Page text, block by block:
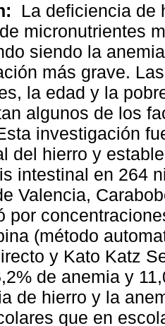
La deficiencia de
micronutrientes
siendo la
más grave.
la edad y la
algunos de los
investigación
del hierro y
intestinal en 264
Valencia,
por
(método
y Kato Katz
de anemia y
de hierro y la
que en